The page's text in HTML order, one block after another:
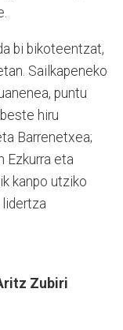
bi bikoteentzat,
Sailkapeneko
puntu
hiru
Barrenetxea;
Ezkurra eta
kanpo utziko
lidertza
Zubiri